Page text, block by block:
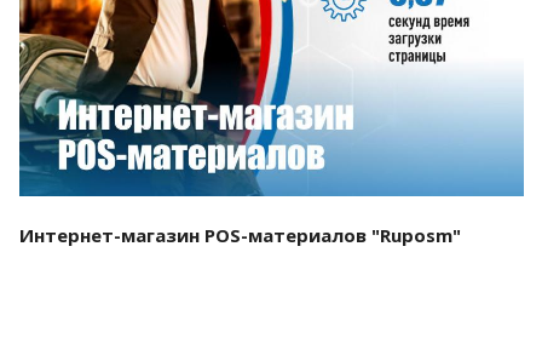
Смотреть проект
Интернет-магазин POS-материалов "Ruposm"